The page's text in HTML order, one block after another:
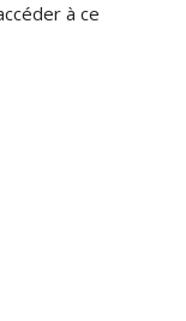
à ce